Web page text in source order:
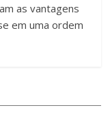
as vantagens
em uma ordem